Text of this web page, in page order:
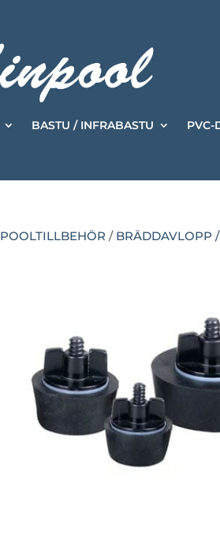
BASTU / INFRABASTU PVC-
POOLTILLBEHÖR / BRÄDDAVLOPP